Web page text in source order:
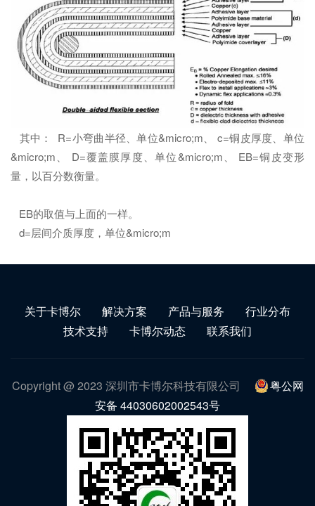
其中： R=小弯曲半径、单位&micro;m、 c=铜皮厚度、单位
&micro;m、 D=覆盖膜厚度、单位&micro;m、 EB=铜皮变形
量，以百分数衡量。
EB的取值与上面的一样。
d=层间介质厚度，单位&micro;m
关于卡博尔 解决方案 产品与服务
行业分布
技术支持
卡博尔动态 联系我们
Copyright @ 2023 深圳市卡博尔科技有限公司
粤公网
安备 44030602002543号